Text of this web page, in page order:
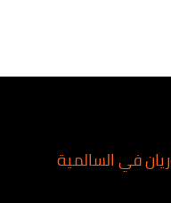
في السالمية